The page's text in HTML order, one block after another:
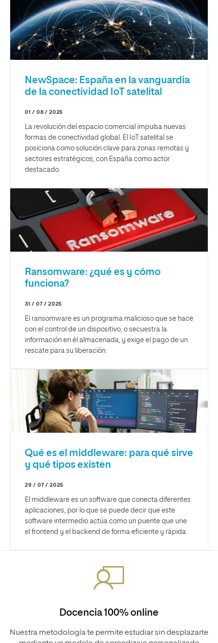
NewSpace: España en la vanguardia
de la conectividad IoT satelital
01 / 08 / 2025
La revolución del espacio comercial impulsa nuevas
formas de conectividad global. El IoT satelital se
posiciona como solución clave para zonas remotas y
sectores estratégicos, con España como actor
destacado.
Ransomware: ¿qué es y cómo
funciona?
31 / 07 / 2025
El ransomware es un programa malicioso que se hace
con el control de un dispositivo, o secuestra la
información en él almacenada, y exige el pago de un
rescate para su liberación.
Qué es el middleware: para qué sirve
y qué tipos existen
29 / 07 / 2025
El middleware es un software que conecta diferentes
aplicaciones, por lo que se puede decir que este
software intermedio actúa como un puente que une
el frontend y el backend de forma eficiente y rápida.
Docencia 100% online
Nuestra metodología te permite estudiar sin desplazarte